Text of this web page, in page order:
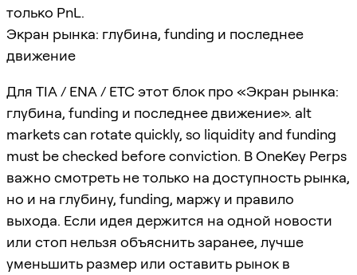
только PnL.
Экран рынка: глубина, funding и последнее
движение
Для TIA / ENA / ETC этот блок про «Экран рынка:
глубина, funding и последнее движение». alt
markets can rotate quickly, so liquidity and funding
must be checked before conviction. В OneKey Perps
важно смотреть не только на доступность рынка,
но и на глубину, funding, маржу и правило
выхода. Если идея держится на одной новости
или стоп нельзя объяснить заранее, лучше
уменьшить размер или оставить рынок в